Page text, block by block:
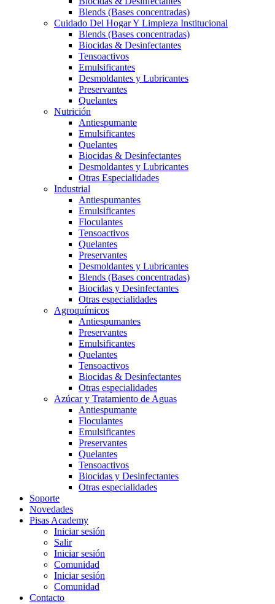
Blends (Bases concentradas)
Cuidado Del Hogar Y Limpieza Institucional
Blends (Bases concentradas)
Biocidas & Desinfectantes
Tensoactivos
Emulsificantes
Desmoldantes y Lubricantes
Preservantes
Quelantes
Nutrición
Antiespumante
Emulsificantes
Quelantes
Biocidas & Desinfectantes
Desmoldantes y Lubricantes
Otras Especialidades
Industrial
Antiespumantes
Emulsificantes
Floculantes
Tensoactivos
Quelantes
Preservantes
Desmoldantes y Lubricantes
Blends (Bases concentradas)
Biocidas y Desinfectantes
Otras especialidades
Agroquímicos
Antiespumantes
Preservantes
Emulsificantes
Quelantes
Tensoactivos
Biocidas & Desinfectantes
Otras especialidades
Azúcar y Tratamiento de Aguas
Antiespumante
Floculantes
Emulsificantes
Preservantes
Quelantes
Tensoactivos
Biocidas y Desinfectantes
Otras especialidades
Soporte
Novedades
Pisas Academy
Iniciar sesión
Salir
Iniciar sesión
Comunidad
Iniciar sesión
Comunidad
Contacto